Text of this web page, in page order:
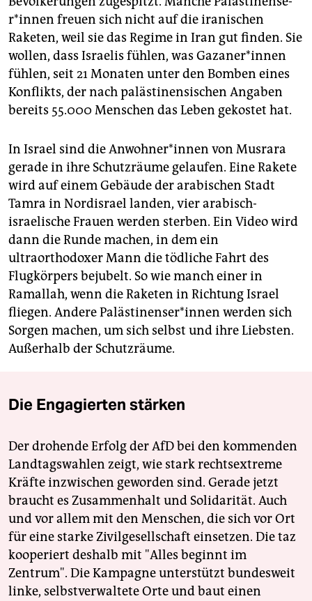
r*in­nen freuen sich nicht auf die iranischen
Raketen, weil sie das Regime in Iran gut finden. Sie
wollen, dass Israelis fühlen, was Ga­za­ne­r*in­nen
fühlen, seit 21 Monaten unter den Bomben eines
Konflikts, der nach palästinensischen Angaben
bereits 55.000 Menschen das Leben gekostet hat.
In Israel sind die An­woh­ne­r*in­nen von Musrara
gerade in ihre Schutzräume gelaufen. Eine Rakete
wird auf einem Gebäude der arabischen Stadt
Tamra in Nordisrael landen, vier arabisch-
israelische Frauen werden sterben. Ein Video wird
dann die Runde machen, in dem ein
ultraorthodoxer Mann die tödliche Fahrt des
Flugkörpers bejubelt. So wie manch einer in
Ramallah, wenn die Raketen in Richtung Israel
fliegen. Andere Pa­läs­ti­nen­se­r*in­nen werden sich
Sorgen machen, um sich selbst und ihre Liebsten.
Außerhalb der Schutzräume.
Die Engagierten stärken
Der drohende Erfolg der AfD bei den kommenden
Landtagswahlen zeigt, wie stark rechtsextreme
Kräfte inzwischen geworden sind. Gerade jetzt
braucht es Zusammenhalt und Solidarität. Auch
und vor allem mit den Menschen, die sich vor Ort
für eine starke Zivilgesellschaft einsetzen. Die taz
kooperiert deshalb mit "Alles beginnt im
Zentrum". Die Kampagne unterstützt bundesweit
linke, selbstverwaltete Orte und baut einen